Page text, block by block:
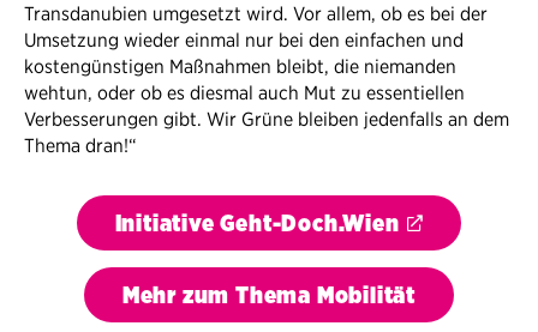
Transdanubien umgesetzt wird. Vor allem, ob es bei der
Umsetzung wieder einmal nur bei den einfachen und
kostengünstigen Maßnahmen bleibt, die niemanden
wehtun, oder ob es diesmal auch Mut zu essentiellen
Verbesserungen gibt. Wir Grüne bleiben jedenfalls an dem
Thema dran!“
Initiative Geht-Doch.Wien
Mehr zum Thema Mobilität